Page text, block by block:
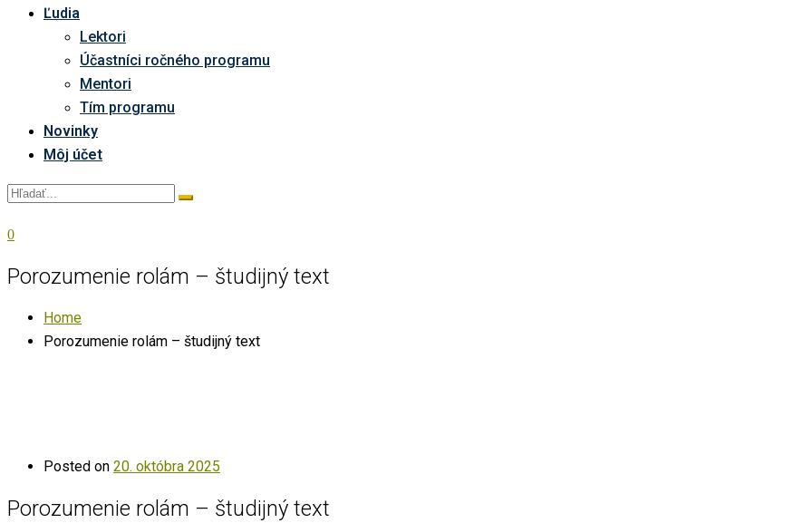
Ľudia
Lektori
Účastníci ročného programu
Mentori
Tím programu
Novinky
Môj účet
0
Porozumenie rolám – študijný text
Home
Porozumenie rolám – študijný text
Posted on 20. októbra 2025
Porozumenie rolám – študijný text